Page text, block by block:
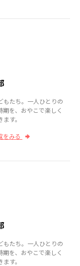
もたち。一人ひとりの
を、おやこで楽しく
す。
をみる
もたち。一人ひとりの
を、おやこで楽しく
す。